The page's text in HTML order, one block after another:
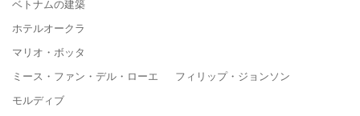
ベトナムの建築
ホテルオークラ
マリオ・ボッタ
ミース・ファン・デル・ローエ フィリップ・ジョンソン
モルディブ